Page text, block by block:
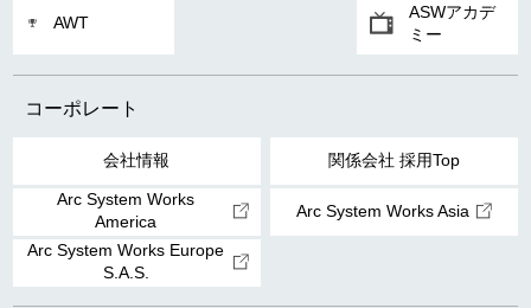
AWT
ASWアカデ
ミー
コーポレート
会社情報 関係会社 採用Top
Arc System Works
America
Arc System Works Asia
Arc System Works Europe
S.A.S.